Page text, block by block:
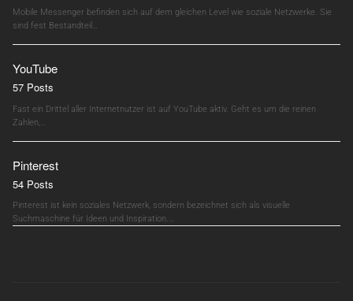
Mobile Messenger befinden sich auf dem gleichen Level wie soziale Netzwerke. Sie
sind fest Bestandteil…
YouTube
57 Posts
Fast ein Drittel aller Internetnutzer ist auf YouTube aktiv. Geht es um die reinen
Zahlen,…
Pinterest
54 Posts
Pinterest ist kein soziales Netzwerk, sondern bezeichnet sich als visuelle
Suchmaschine für Ideen und Inspiration.…